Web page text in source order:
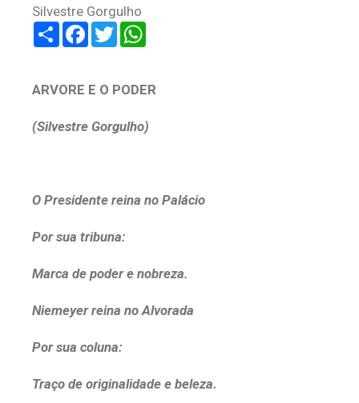
Silvestre Gorgulho
ShareFacebook
Twitter
ARVORE E O PODER
(Silvestre Gorgulho)
O Presidente reina no Palácio
Por sua tribuna:
Marca de poder e nobreza.
Niemeyer reina no Alvorada
Por sua coluna:
Traço de originalidade e beleza.